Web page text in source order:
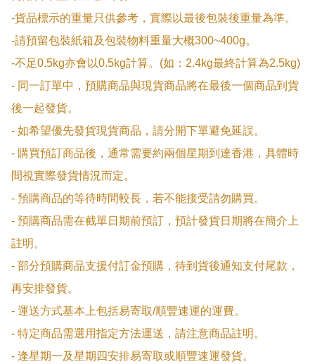
-貨品標示的重量只供參考，實際以最後包裝後重量為準。
-請預留包裝紙箱及包裝物料重量大概300~400g。
-不足0.5kg亦會以0.5kg計算。(如：2.4kg最終計算為2.5kg)
- 同一訂單中，預購商品與現貨商品將在最後一個商品到貨
後一起發貨。
- 如希望優先發貨現貨商品，請分開下單避免延誤。
- 購買預訂商品後，通常需要約兩個星期到達香港，具體時
間視實際發貨情況而定。
- 預購商品的等待時間較長，若不能接受請勿購買。
- 預購商品需在截單日期前預訂，預計發貨日期將在簡介上
註明。
- 部分預購商品支援付訂金預購，待到貨後通知支付尾款，
再安排發貨。
- 運送方式基本上包括易寄取/順豐速運的運費。
- 特定商品需選用指定方法運送，請注意商品註明。
- 逢星期一及星期四安排易寄取或順豐速運發貨。